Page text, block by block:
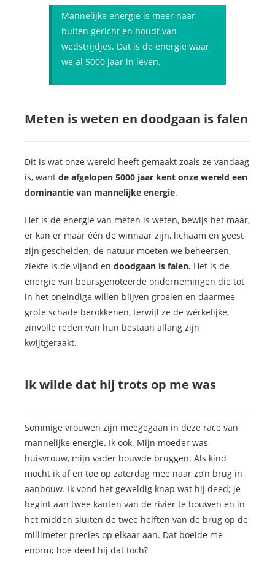
Mannelijke energie is meer naar
buiten gericht en houdt van
wedstrijdjes. Dat is de energie waar
we al 5000 jaar in leven.
Meten is weten en doodgaan is falen
Dit is wat onze wereld heeft gemaakt zoals ze vandaag
is, want de afgelopen 5000 jaar kent onze wereld een
dominantie van mannelijke energie.
Het is de energie van meten is weten, bewijs het maar,
er kan er maar één de winnaar zijn, lichaam en geest
zijn gescheiden, de natuur moeten we beheersen,
ziekte is de vijand en doodgaan is falen. Het is de
energie van beursgenoteerde ondernemingen die tot
in het oneindige willen blijven groeien en daarmee
grote schade berokkenen, terwijl ze de wérkelijke,
zinvolle reden van hun bestaan allang zijn
kwijtgeraakt.
Ik wilde dat hij trots op me was
Sommige vrouwen zijn meegegaan in deze race van
mannelijke energie. Ik ook. Mijn moeder was
huisvrouw, mijn vader bouwde bruggen. Als kind
mocht ik af en toe op zaterdag mee naar zo’n brug in
aanbouw. Ik vond het geweldig knap wat hij deed; je
begint aan twee kanten van de rivier te bouwen en in
het midden sluiten de twee helften van de brug op de
millimeter precies op elkaar aan. Dat boeide me
enorm; hoe deed hij dat toch?